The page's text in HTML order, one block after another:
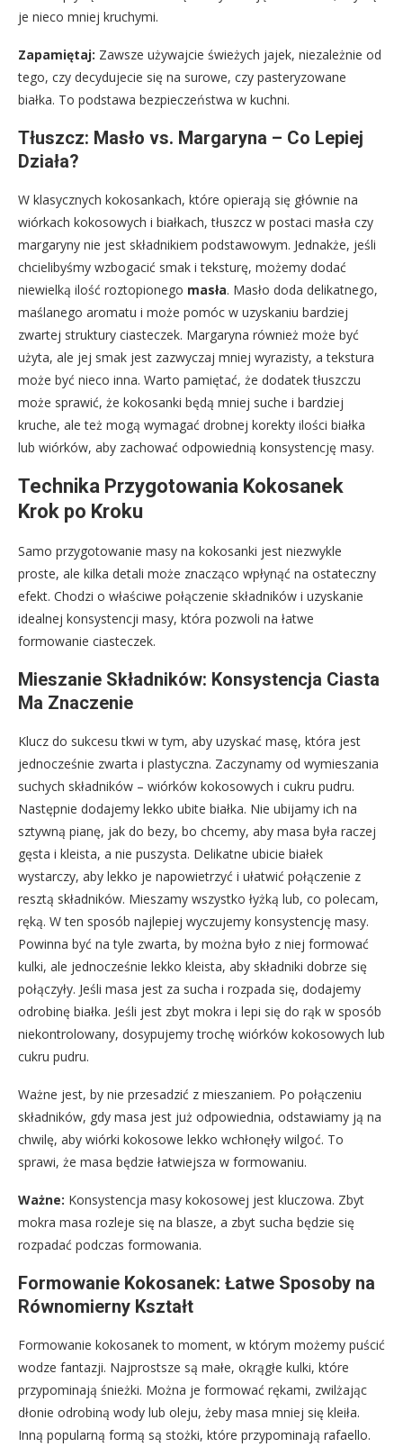
je nieco mniej kruchymi.
Zapamiętaj: Zawsze używajcie świeżych jajek, niezależnie od
tego, czy decydujecie się na surowe, czy pasteryzowane
białka. To podstawa bezpieczeństwa w kuchni.
Tłuszcz: Masło vs. Margaryna – Co Lepiej
Działa?
W klasycznych kokosankach, które opierają się głównie na
wiórkach kokosowych i białkach, tłuszcz w postaci masła czy
margaryny nie jest składnikiem podstawowym. Jednakże, jeśli
chcielibyśmy wzbogacić smak i teksturę, możemy dodać
niewielką ilość roztopionego masła. Masło doda delikatnego,
maślanego aromatu i może pomóc w uzyskaniu bardziej
zwartej struktury ciasteczek. Margaryna również może być
użyta, ale jej smak jest zazwyczaj mniej wyrazisty, a tekstura
może być nieco inna. Warto pamiętać, że dodatek tłuszczu
może sprawić, że kokosanki będą mniej suche i bardziej
kruche, ale też mogą wymagać drobnej korekty ilości białka
lub wiórków, aby zachować odpowiednią konsystencję masy.
Technika Przygotowania Kokosanek
Krok po Kroku
Samo przygotowanie masy na kokosanki jest niezwykle
proste, ale kilka detali może znacząco wpłynąć na ostateczny
efekt. Chodzi o właściwe połączenie składników i uzyskanie
idealnej konsystencji masy, która pozwoli na łatwe
formowanie ciasteczek.
Mieszanie Składników: Konsystencja Ciasta
Ma Znaczenie
Klucz do sukcesu tkwi w tym, aby uzyskać masę, która jest
jednocześnie zwarta i plastyczna. Zaczynamy od wymieszania
suchych składników – wiórków kokosowych i cukru pudru.
Następnie dodajemy lekko ubite białka. Nie ubijamy ich na
sztywną pianę, jak do bezy, bo chcemy, aby masa była raczej
gęsta i kleista, a nie puszysta. Delikatne ubicie białek
wystarczy, aby lekko je napowietrzyć i ułatwić połączenie z
resztą składników. Mieszamy wszystko łyżką lub, co polecam,
ręką. W ten sposób najlepiej wyczujemy konsystencję masy.
Powinna być na tyle zwarta, by można było z niej formować
kulki, ale jednocześnie lekko kleista, aby składniki dobrze się
połączyły. Jeśli masa jest za sucha i rozpada się, dodajemy
odrobinę białka. Jeśli jest zbyt mokra i lepi się do rąk w sposób
niekontrolowany, dosypujemy trochę wiórków kokosowych lub
cukru pudru.
Ważne jest, by nie przesadzić z mieszaniem. Po połączeniu
składników, gdy masa jest już odpowiednia, odstawiamy ją na
chwilę, aby wiórki kokosowe lekko wchłonęły wilgoć. To
sprawi, że masa będzie łatwiejsza w formowaniu.
Ważne: Konsystencja masy kokosowej jest kluczowa. Zbyt
mokra masa rozleje się na blasze, a zbyt sucha będzie się
rozpadać podczas formowania.
Formowanie Kokosanek: Łatwe Sposoby na
Równomierny Kształt
Formowanie kokosanek to moment, w którym możemy puścić
wodze fantazji. Najprostsze są małe, okrągłe kulki, które
przypominają śnieżki. Można je formować rękami, zwilżając
dłonie odrobiną wody lub oleju, żeby masa mniej się kleiła.
Inną popularną formą są stożki, które przypominają rafaello.